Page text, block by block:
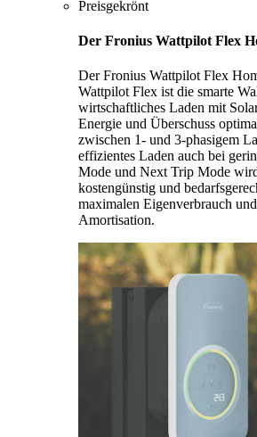
Preisgekrönt
Der Fronius Wattpilot Flex
Der Fronius Wattpilot Flex
Wattpilot Flex ist die smarte
wirtschaftliches Laden mit
Energie und Überschuss
zwischen 1- und 3-phasigem
effizientes Laden auch bei
Mode und Next Trip Mode
kostengünstig und
maximalen Eigenverbrauch
Amortisation.